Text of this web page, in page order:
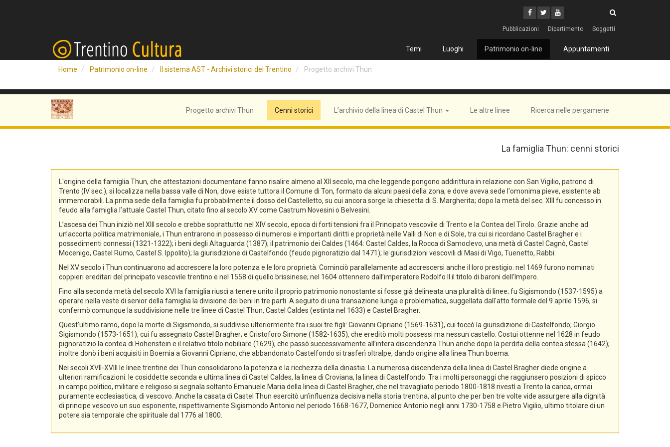
Facebook
Twitter
Youtube
Pubblicazioni Dipartimento Soggetti
Temi Luoghi Patrimonio on-line Appuntamenti
Home Patrimonio on-line Il sistema AST - Archivi storici del Trentino Progetto archivi Thun
Progetto archivi Thun Cenni storici L’archivio della linea di Castel Thun Le altre linee Ricerca nelle pergamene
La famiglia Thun: cenni storici
L'origine della famiglia Thun, che attestazioni documentarie fanno risalire almeno al XII secolo, ma che leggende pongono addirittura in relazione con San Vigilio, patrono di
Trento (IV sec.), si localizza nella bassa valle di Non, dove esiste tuttora il Comune di Ton, formato da alcuni paesi della zona, e dove aveva sede l'omonima pieve, esistente ab
immemorabili. La prima sede della famiglia fu probabilmente il dosso del Castelletto, su cui ancora sorge la chiesetta di S. Margherita; dopo la metà del sec. XIII fu concesso in
feudo alla famiglia l’attuale Castel Thun, citato fino al secolo XV come Castrum Novesini o Belvesini.
L’ascesa dei Thun iniziò nel XIII secolo e crebbe soprattutto nel XIV secolo, epoca di forti tensioni fra il Principato vescovile di Trento e la Contea del Tirolo. Grazie anche ad
un’accorta politica matrimoniale, i Thun entrarono in possesso di numerosi e importanti diritti e proprietà nelle Valli di Non e di Sole, tra cui si ricordano Castel Bragher e i
possedimenti connessi (1321-1322); i beni degli Altaguarda (1387); il patrimonio dei Caldes (1464: Castel Caldes, la Rocca di Samoclevo, una metà di Castel Cagnò, Castel
Mocenigo, Castel Rumo, Castel S. Ippolito); la giurisdizione di Castelfondo (feudo pignoratizio dal 1471); le giurisdizioni vescovili di Masi di Vigo, Tuenetto, Rabbi.
Nel XV secolo i Thun continuarono ad accrescere la loro potenza e le loro proprietà. Cominciò parallelamente ad accrescersi anche il loro prestigio: nel 1469 furono nominati
coppieri ereditari del principato vescovile trentino e nel 1558 di quello brissinese; nel 1604 ottennero dall’imperatore Rodolfo II il titolo di baroni dell'Impero.
Fino alla seconda metà del secolo XVI la famiglia riuscì a tenere unito il proprio patrimonio nonostante si fosse già delineata una pluralità di linee; fu Sigismondo (1537-1595) a
operare nella veste di senior della famiglia la divisione dei beni in tre parti. A seguito di una transazione lunga e problematica, suggellata dall'atto formale del 9 aprile 1596, si
confermò comunque la suddivisione nelle tre linee di Castel Thun, Castel Caldes (estinta nel 1633) e Castel Bragher.
Quest’ultimo ramo, dopo la morte di Sigismondo, si suddivise ulteriormente fra i suoi tre figli: Giovanni Cipriano (1569-1631), cui toccò la giurisdizione di Castelfondo; Giorgio
Sigismondo (1573-1651), cui fu assegnato Castel Bragher; e Cristoforo Simone (1582-1635), che ereditò molti possessi ma nessun castello. Costui ottenne nel 1628 in feudo
pignoratizio la contea di Hohenstein e il relativo titolo nobiliare (1629), che passò successivamente all’intera discendenza Thun anche dopo la perdita della contea stessa (1642);
inoltre donò i beni acquisiti in Boemia a Giovanni Cipriano, che abbandonato Castelfondo si trasferì oltralpe, dando origine alla linea Thun boema.
Nei secoli XVII-XVIII le linee trentine dei Thun consolidarono la potenza e la ricchezza della dinastia. La numerosa discendenza della linea di Castel Bragher diede origine a
ulteriori ramificazioni: le cosiddette seconda e ultima linea di Castel Caldes, la linea di Croviana, la linea di Castelfondo. Tra i molti personaggi che raggiunsero posizioni di spicco
in campo politico, militare e religioso si segnala soltanto Emanuele Maria della linea di Castel Bragher, che nel travagliato periodo 1800-1818 rivestì a Trento la carica, ormai
puramente ecclesiastica, di vescovo. Anche la casata di Castel Thun esercitò un’influenza decisiva nella storia trentina, al punto che per ben tre volte vide assurgere alla dignità
di principe vescovo un suo esponente, rispettivamente Sigismondo Antonio nel periodo 1668-1677, Domenico Antonio negli anni 1730-1758 e Pietro Vigilio, ultimo titolare di un
potere sia temporale che spirituale dal 1776 al 1800.